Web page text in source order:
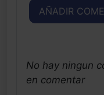
AÑADIR
No hay ningun
en comentar